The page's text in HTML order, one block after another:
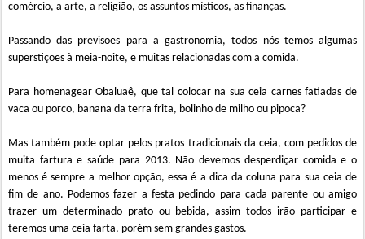
comércio, a arte, a religião, os assuntos místicos, as finanças.
Passando das previsões para a gastronomia, todos nós temos algumas
superstições à meia-noite, e muitas relacionadas com a comida.
Para homenagear Obaluaê, que tal colocar na sua ceia carnes fatiadas de
vaca ou porco, banana da terra frita, bolinho de milho ou pipoca?
Mas também pode optar pelos pratos tradicionais da ceia, com pedidos de
muita fartura e saúde para 2013. Não devemos desperdiçar comida e o
menos é sempre a melhor opção, essa é a dica da coluna para sua ceia de
fim de ano. Podemos fazer a festa pedindo para cada parente ou amigo
trazer um determinado prato ou bebida, assim todos irão participar e
teremos uma ceia farta, porém sem grandes gastos.